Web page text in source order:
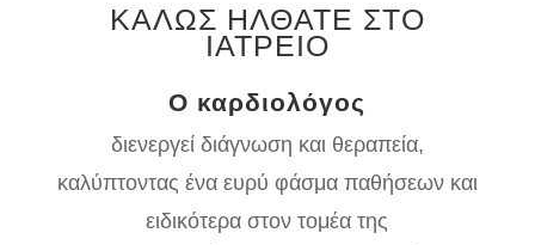
ΚΑΛΩΣ ΗΛΘΑΤΕ ΣΤΟ
ΙΑΤΡΕΙΟ
​Ο καρδιολόγος
διενεργεί διάγνωση και θεραπεία,
καλύπτοντας ένα ευρύ φάσμα παθήσεων και
ειδικότερα στον τομέα της